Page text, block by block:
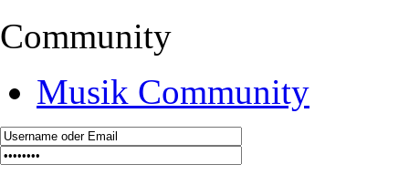
Community
Musik Community